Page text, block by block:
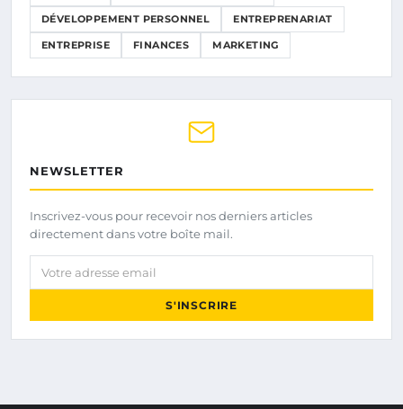
DÉVELOPPEMENT PERSONNEL ENTREPRENARIAT
ENTREPRISE FINANCES MARKETING
NEWSLETTER
Inscrivez-vous pour recevoir nos derniers articles
directement dans votre boîte mail.
Votre adresse email
S'INSCRIRE